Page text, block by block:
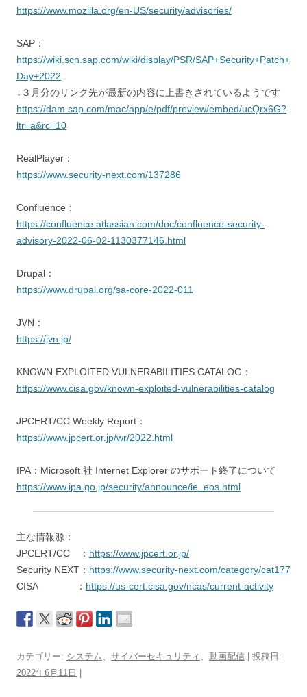
https://www.mozilla.org/en-US/security/advisories/
SAP：
https://wiki.scn.sap.com/wiki/display/PSR/SAP+Security+Patch+
Day+2022
↓３月分のリンク先が最新の内容に上書きされているようです
https://dam.sap.com/mac/app/e/pdf/preview/embed/ucQrx6G?
ltr=a&rc=10
RealPlayer：
https://www.security-next.com/137286
Confluence：
https://confluence.atlassian.com/doc/confluence-security-
advisory-2022-06-02-1130377146.html
Drupal：
https://www.drupal.org/sa-core-2022-011
JVN：
https://jvn.jp/
KNOWN EXPLOITED VULNERABILITIES CATALOG：
https://www.cisa.gov/known-exploited-vulnerabilities-catalog
JPCERT/CC Weekly Report：
https://www.jpcert.or.jp/wr/2022.html
IPA：Microsoft 社 Internet Explorer のサポート終了について
https://www.ipa.go.jp/security/announce/ie_eos.html
主な情報源：
JPCERT/CC ： https://www.jpcert.or.jp/
Security NEXT： https://www.security-next.com/category/cat177
CISA ： https://us-cert.cisa.gov/ncas/current-activity
カテゴリー: システム、 サイバーセキュリティ 、 動画配信 | 投稿日:
2022年6月11日